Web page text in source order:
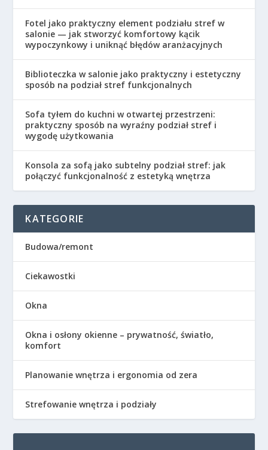
Fotel jako praktyczny element podziału stref w
salonie — jak stworzyć komfortowy kącik
wypoczynkowy i uniknąć błędów aranżacyjnych
Biblioteczka w salonie jako praktyczny i estetyczny
sposób na podział stref funkcjonalnych
Sofa tyłem do kuchni w otwartej przestrzeni:
praktyczny sposób na wyraźny podział stref i
wygodę użytkowania
Konsola za sofą jako subtelny podział stref: jak
połączyć funkcjonalność z estetyką wnętrza
KATEGORIE
Budowa/remont
Ciekawostki
Okna
Okna i osłony okienne – prywatność, światło,
komfort
Planowanie wnętrza i ergonomia od zera
Strefowanie wnętrza i podziały